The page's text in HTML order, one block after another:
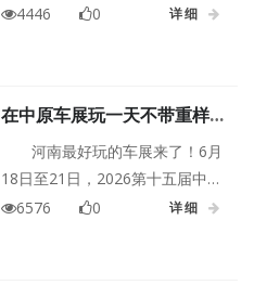
公布，你想看的新车这里全都
4446 0 详细
在中原车展玩一天不带重样
的，车展门票限时免费领
河南最好玩的车展来了！6月
18日至21日，2026第十五届中原
国际车展就在郑州国际会展中
6576 0 详细